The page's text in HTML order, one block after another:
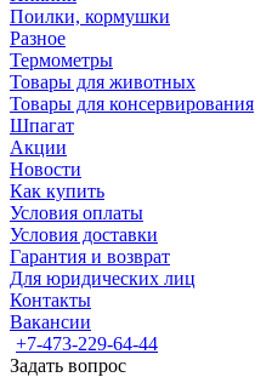
Поилки, кормушки
Разное
Термометры
Товары для животных
Товары для консервирования
Шпагат
Акции
Новости
Как купить
Условия оплаты
Условия доставки
Гарантия и возврат
Для юридических лиц
Контакты
Вакансии
+7-473-229-64-44
Задать вопрос